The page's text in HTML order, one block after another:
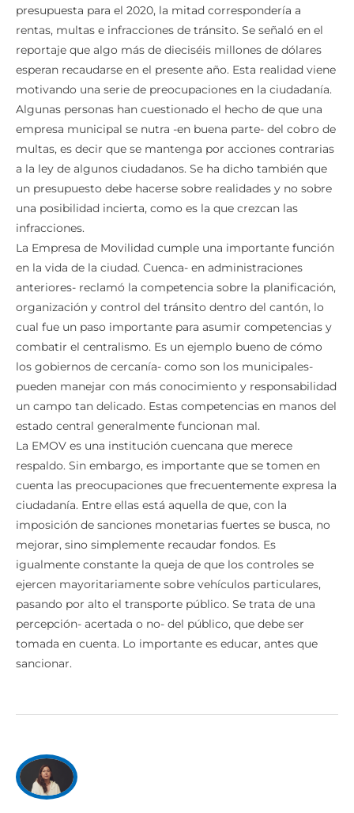
presupuesta para el 2020, la mitad correspondería a
rentas, multas e infracciones de tránsito. Se señaló en el
reportaje que algo más de dieciséis millones de dólares
esperan recaudarse en el presente año. Esta realidad viene
motivando una serie de preocupaciones en la ciudadanía.
Algunas personas han cuestionado el hecho de que una
empresa municipal se nutra -en buena parte- del cobro de
multas, es decir que se mantenga por acciones contrarias
a la ley de algunos ciudadanos. Se ha dicho también que
un presupuesto debe hacerse sobre realidades y no sobre
una posibilidad incierta, como es la que crezcan las
infracciones.
La Empresa de Movilidad cumple una importante función
en la vida de la ciudad. Cuenca- en administraciones
anteriores- reclamó la competencia sobre la planificación,
organización y control del tránsito dentro del cantón, lo
cual fue un paso importante para asumir competencias y
combatir el centralismo. Es un ejemplo bueno de cómo
los gobiernos de cercanía- como son los municipales-
pueden manejar con más conocimiento y responsabilidad
un campo tan delicado. Estas competencias en manos del
estado central generalmente funcionan mal.
La EMOV es una institución cuencana que merece
respaldo. Sin embargo, es importante que se tomen en
cuenta las preocupaciones que frecuentemente expresa la
ciudadanía. Entre ellas está aquella de que, con la
imposición de sanciones monetarias fuertes se busca, no
mejorar, sino simplemente recaudar fondos. Es
igualmente constante la queja de que los controles se
ejercen mayoritariamente sobre vehículos particulares,
pasando por alto el transporte público. Se trata de una
percepción- acertada o no- del público, que debe ser
tomada en cuenta. Lo importante es educar, antes que
sancionar.